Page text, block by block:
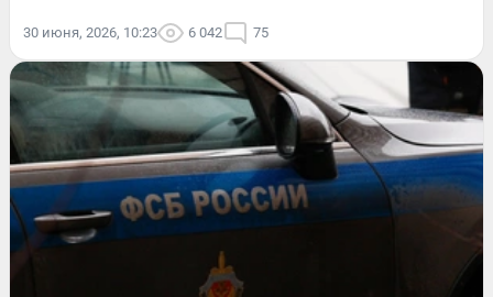
30 июня, 2026, 10:23 6 042 75